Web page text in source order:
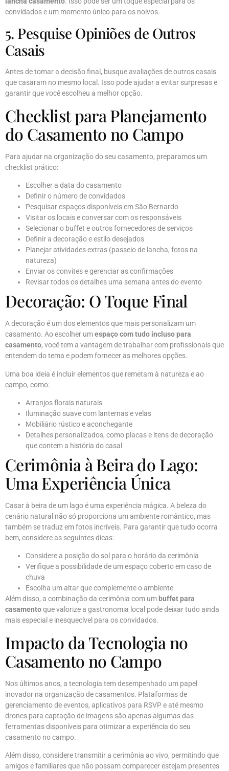
convidados e um momento único para os noivos.
5. Pesquise Opiniões de Outros
Casais
Antes de tomar a decisão final, busque avaliações de outros casais
que casaram no mesmo local. Isso pode ajudar a evitar surpresas e
garantir que você escolheu a melhor opção.
Checklist para Planejamento
do Casamento no Campo
Para ajudar na organização do seu casamento, preparamos um
checklist prático:
Escolher a data do casamento
Definir o número de convidados
Pesquisar espaços disponíveis em São Bernardo
Visitar os locais e conversar com os responsáveis
Selecionar o buffet e outros fornecedores de serviços
Definir a decoração e estilo desejados
Planejar atividades extras (passeio de lancha, fotos na
natureza)
Enviar os convites e gerenciar as confirmações
Revisar todos os detalhes uma semana antes do evento
Decoração: O Toque Final
A decoração é um dos elementos que mais personalizam um
casamento. Ao escolher umespaço com tudo incluso para
casamento, você tem a vantagem de trabalhar com profissionais que
entendem do tema e podem fornecer as melhores opções.
Uma boa ideia é incluir elementos que remetam à natureza e ao
campo, como:
Arranjos florais naturais
Iluminação suave com lanternas e velas
Mobiliário rústico e aconchegante
Detalhes personalizados, como placas e itens de decoração
que contem a história do casal
Cerimônia à Beira do Lago:
Uma Experiência Única
Casar à beira de um lago é uma experiência mágica. A beleza do
cenário natural não só proporciona um ambiente romântico, mas
também se traduz em fotos incríveis. Para garantir que tudo ocorra
bem, considere as seguintes dicas:
Considere a posição do sol para o horário da cerimônia
Verifique a possibilidade de um espaço coberto em caso de
chuva
Escolha um altar que complemente o ambiente
Além disso, a combinação da cerimônia com um buffet para
casamentoque valorize a gastronomia local pode deixar tudo ainda
mais especial e inesquecível para os convidados.
Impacto da Tecnologia no
Casamento no Campo
Nos últimos anos, a tecnologia tem desempenhado um papel
inovador na organização de casamentos. Plataformas de
gerenciamento de eventos, aplicativos para RSVP e até mesmo
drones para captação de imagens são apenas algumas das
ferramentas disponíveis para otimizar a experiência do seu
casamento no campo.
Além disso, considere transmitir a cerimônia ao vivo, permitindo que
amigos e familiares que não possam comparecer estejam presentes